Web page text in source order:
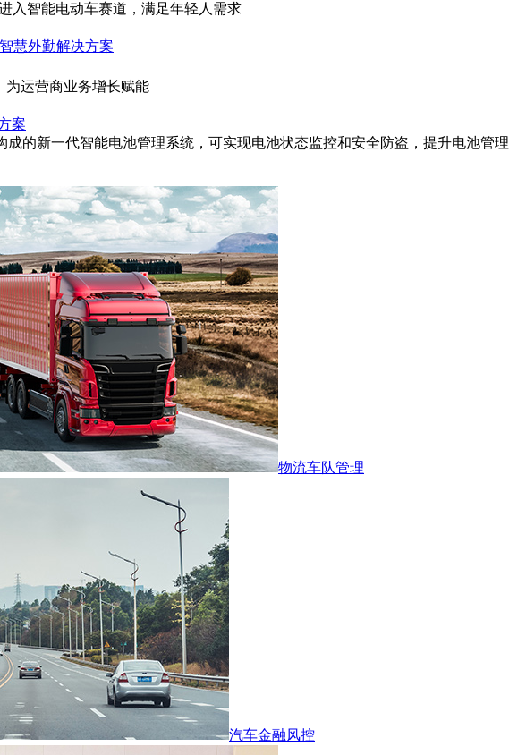
入智能电动车赛道，满足年轻人需求
智慧外勤解决方案
为运营商业务增长赋能
案
的新一代智能电池管理系统，可实现电池状态监控和安全防盗，提升电池管理
物流车队管理
汽车金融风控